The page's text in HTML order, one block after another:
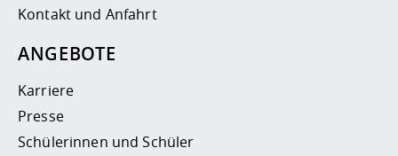
Kontakt und Anfahrt
ANGEBOTE
Karriere
Presse
Schülerinnen und Schüler